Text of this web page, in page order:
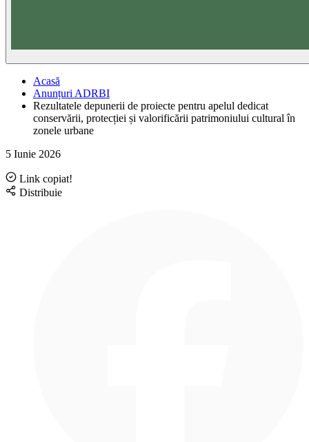
Acasă
Anunțuri ADRBI
Rezultatele depunerii de proiecte pentru apelul dedicat
conservării, protecției și valorificării patrimoniului cultural în
zonele urbane
5 Iunie 2026
Link copiat!
Distribuie